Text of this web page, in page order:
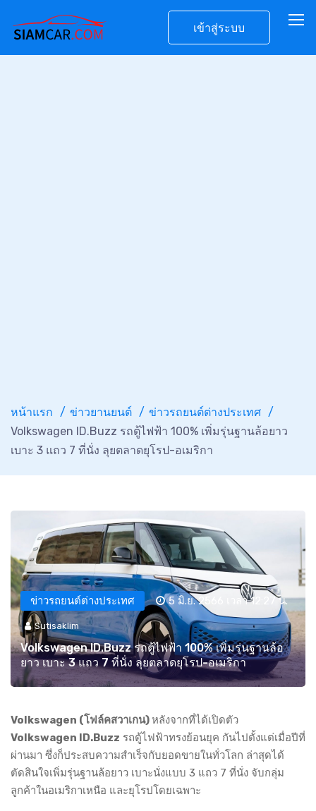
เข้าสู่ระบบ
หน้าแรก ข่าวยานยนต์
ข่าวรถยนต์ต่างประเทศ
Volkswagen ID.Buzz รถตู้ไฟฟ้า 100% เพิ่มรุ่นฐานล้อยาว
เบาะ 3 แถว 7 ที่นั่ง ลุยตลาดยุโรป-อเมริกา
ข่าวรถยนต์ต่างประเทศ 5 มิ.ย. 2566 เวลา 12:27 น.
Sutisaklim
Volkswagen ID.Buzz รถตู้ไฟฟ้า 100% เพิ่มรุ่นฐานล้อ
ยาว เบาะ 3 แถว 7 ที่นั่ง ลุยตลาดยุโรป-อเมริกา
Volkswagen (โฟล์คสวาเกน)หลังจากที่ได้เปิดตัว
Volkswagen ID.Buzz รถตู้ไฟฟ้าทรงย้อนยุค กันไปตั้งแต่เมื่อปีที่
ผ่านมา ซึ่งก็ประสบความสำเร็จกับยอดขายในทั่วโลก ล่าสุดได้
ตัดสินใจเพิ่มรุ่นฐานล้อยาว เบาะนั่งแบบ 3 แถว 7 ที่นั่ง จับกลุ่ม
ลูกค้าในอเมริกาเหนือ และยุโรปโดยเฉพาะ